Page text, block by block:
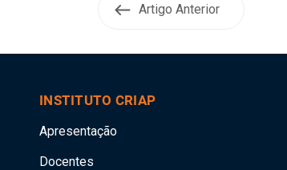
Artigo Anterior
INSTITUTO CRIAP
Apresentação
Docentes